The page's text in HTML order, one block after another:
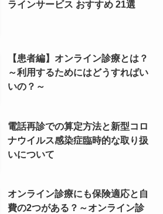
ラインサービス おすすめ 21選
【患者編】オンライン診療とは？
～利用するためにはどうすればい
いの？～
電話再診での算定方法と新型コロ
ナウイルス感染症臨時的な取り扱
いについて
オンライン診療にも保険適応と自
費の2つがある？～オンライン診